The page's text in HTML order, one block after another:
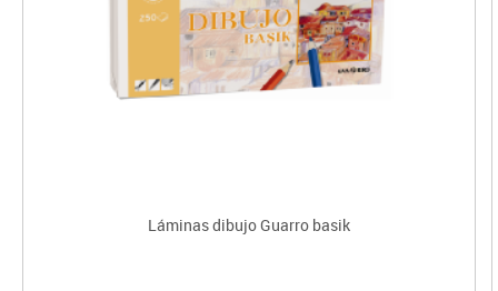
Láminas dibujo Guarro basik